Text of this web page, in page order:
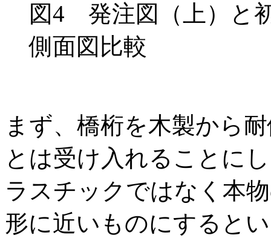
図4 発注図（上）と
側面図比較
まず、橋桁を木製から
とは受け入れることに
ラスチックではなく本
形に近いものにすると